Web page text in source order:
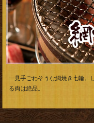
一見手ごわそうな網焼き七輪。
る肉は絶品。